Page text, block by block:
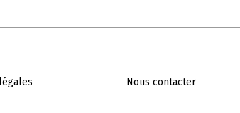
Nous contacter